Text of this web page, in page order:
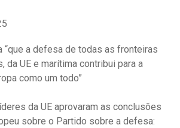
“que a defesa de todas as fronteiras
da UE e marítima contribui para a
como um todo”
da UE aprovaram as conclusões
sobre o Partido sobre a defesa: